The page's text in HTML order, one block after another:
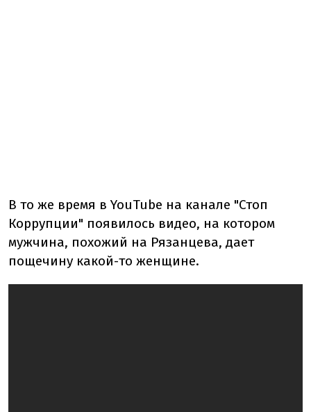
В то же время в YouTube на канале "Стоп
Коррупции" появилось видео, на котором
мужчина, похожий на Рязанцева, дает
пощечину какой-то женщине.